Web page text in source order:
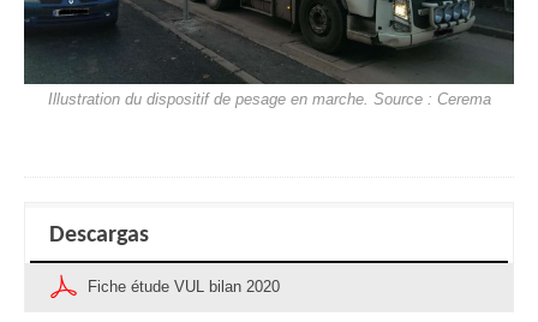
Illustration du dispositif de pesage en marche. Source : Cerema
Descargas
Fiche étude VUL bilan 2020